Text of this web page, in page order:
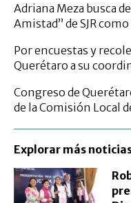
Adriana Meza busca
Amistad” de SJR
Por encuestas y
Querétaro a su
Congreso de
de la Comisión Local
Explorar más